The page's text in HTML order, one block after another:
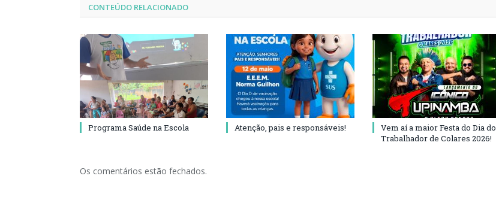
CONTEÚDO RELACIONADO
Programa Saúde na Escola Atenção, pais e responsáveis!
Vem aí a maior Festa do Dia do
Trabalhador de Colares 2026!
Os comentários estão fechados.